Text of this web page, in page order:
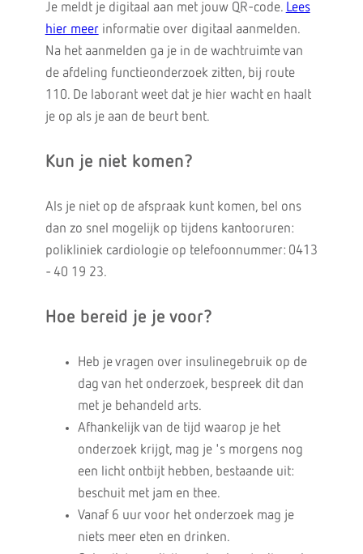
Je meldt je digitaal aan met jouw QR-code. Lees
hier meerinformatie over digitaal aanmelden.
Na het aanmelden ga je in de wachtruimte van
de afdeling functieonderzoek zitten, bij route
110. De laborant weet dat je hier wacht en haalt
je op als je aan de beurt bent.
Kun je niet komen?
Als je niet op de afspraak kunt komen, bel ons
dan zo snel mogelijk op tijdens kantooruren:
polikliniek cardiologie op telefoonnummer: 0413
- 40 19 23.
Hoe bereid je je voor?
Heb je vragen over insulinegebruik op de
dag van het onderzoek, bespreek dit dan
met je behandeld arts.
Afhankelijk van de tijd waarop je het
onderzoek krijgt, mag je 's morgens nog
een licht ontbijt hebben, bestaande uit:
beschuit met jam en thee.
Vanaf 6 uur voor het onderzoek mag je
niets meer eten en drinken.